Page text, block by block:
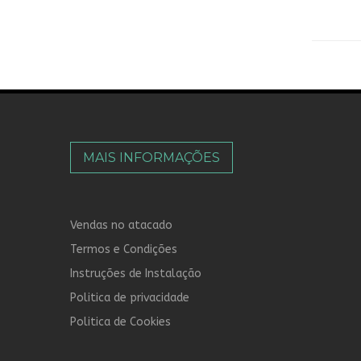
MAIS INFORMAÇÕES
Vendas no atacado
Termos e Condições
Instruções de Instalação
Politica de privacidade
Politica de Cookies